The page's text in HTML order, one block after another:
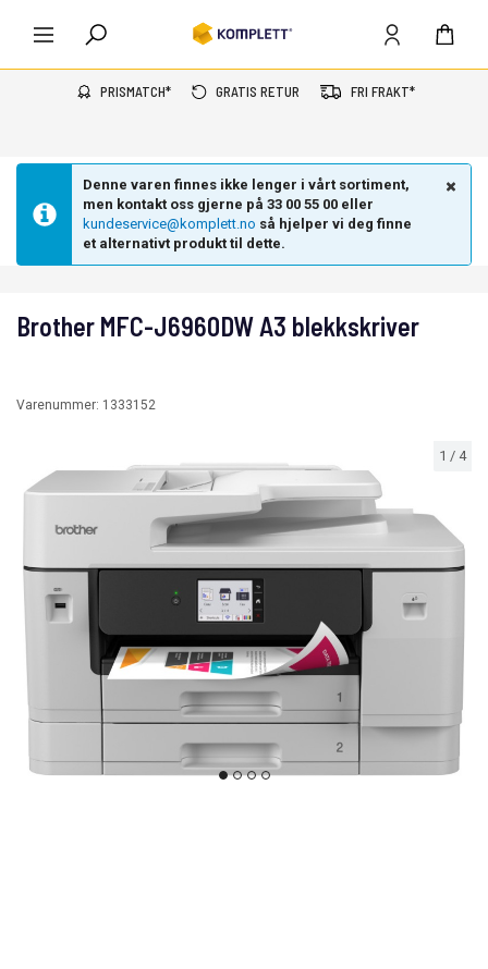
PRISMATCH* GRATIS RETUR FRI FRAKT*
Denne varen finnes ikke lenger i vårt sortiment,
men kontakt oss gjerne på 33 00 55 00 eller
kundeservice@komplett.no så hjelper vi deg finne
et alternativt produkt til dette.
1 / 4
Brother MFC-J6960DW A3 blekkskriver
Varenummer: 1333152